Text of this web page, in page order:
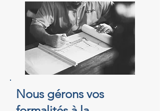
Nous gérons vos